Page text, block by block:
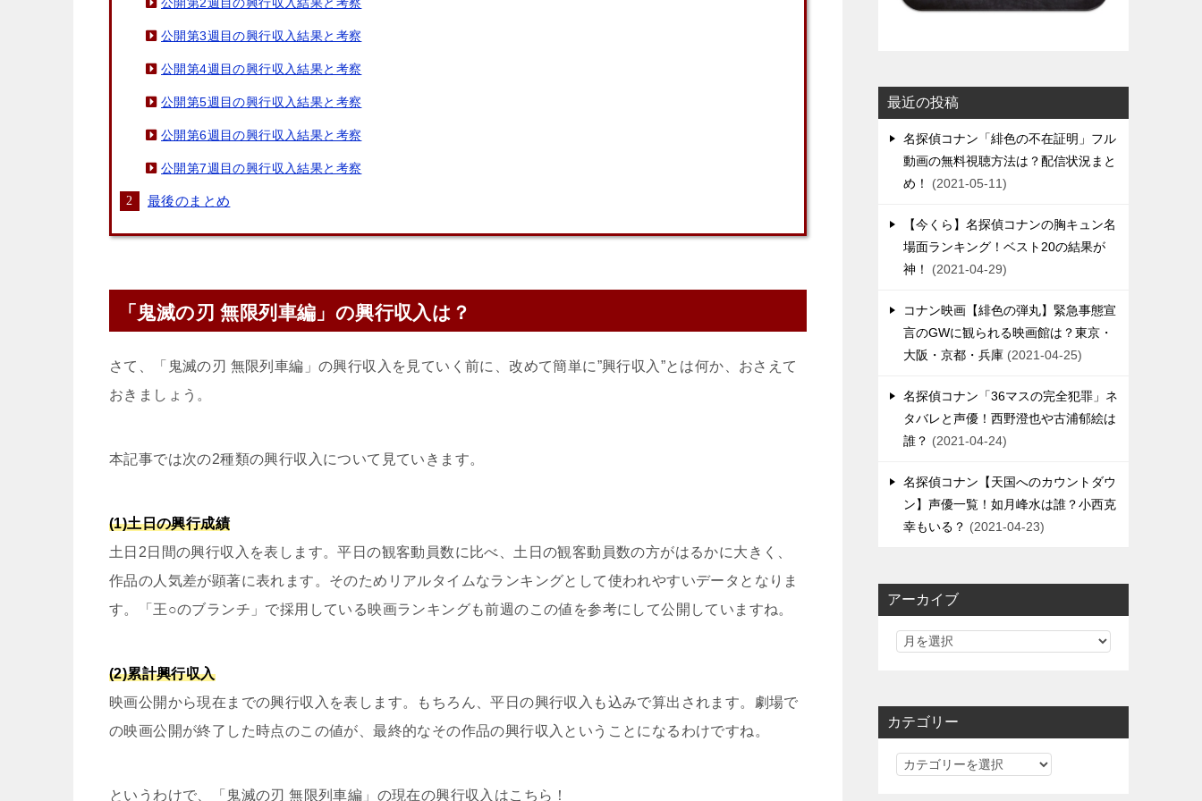
公開第3週目の興行収入結果と考察
公開第4週目の興行収入結果と考察
公開第5週目の興行収入結果と考察
公開第6週目の興行収入結果と考察
公開第7週目の興行収入結果と考察
最後のまとめ
「鬼滅の刃 無限列車編」の興行収入は？
さて、「鬼滅の刃 無限列車編」の興行収入を見ていく前に、改めて簡単に”興行収入”とは何か、おさえて
おきましょう。
本記事では次の2種類の興行収入について見ていきます。
(1)土日の興行成績
土日2日間の興行収入を表します。平日の観客動員数に比べ、土日の観客動員数の方がはるかに大きく、
作品の人気差が顕著に表れます。そのためリアルタイムなランキングとして使われやすいデータとなりま
す。「王○のブランチ」で採用している映画ランキングも前週のこの値を参考にして公開していますね。
(2)累計興行収入
映画公開から現在までの興行収入を表します。もちろん、平日の興行収入も込みで算出されます。劇場で
の映画公開が終了した時点のこの値が、最終的なその作品の興行収入ということになるわけですね。
というわけで、「鬼滅の刃 無限列車編」の現在の興行収入はこちら！
最近の投稿
名探偵コナン「緋色の不在証明」フル
動画の無料視聴方法は？配信状況まと
め！
2021-05-11
【今くら】名探偵コナンの胸キュン名
場面ランキング！ベスト20の結果が
神！
2021-04-29
コナン映画【緋色の弾丸】緊急事態宣
言のGWに観られる映画館は？東京・
大阪・京都・兵庫
2021-04-25
名探偵コナン「36マスの完全犯罪」ネ
タバレと声優！西野澄也や古浦郁絵は
誰？
2021-04-24
名探偵コナン【天国へのカウントダウ
ン】声優一覧！如月峰水は誰？小西克
幸もいる？
2021-04-23
アーカイブ
カテゴリー
カ